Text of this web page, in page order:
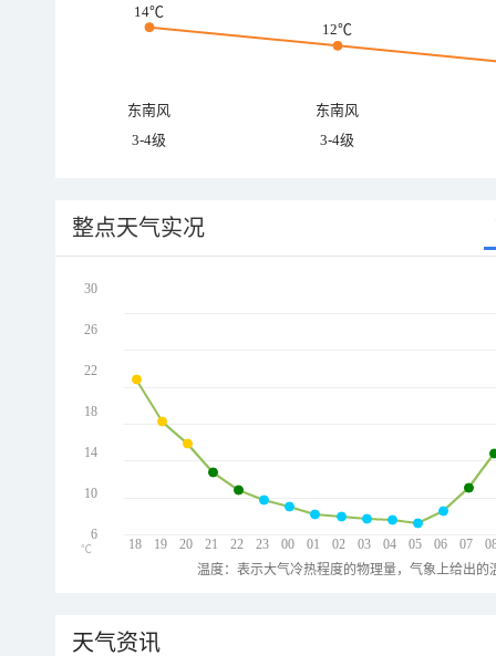
14℃
12℃
东南风
东南风
3-4级
3-4级
整点天气实况
18 19 20 21 22 23 00 01 02 03 04 05 06 07
30
26
22
18
14
10
6
℃
温度：表示大气冷热程度的物理量，气象上给出
天气资讯